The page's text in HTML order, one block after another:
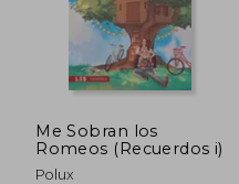
Me Sobran los
Romeos (Recuerdos i)
Polux